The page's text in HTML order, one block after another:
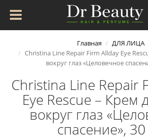
Главная
ДЛЯ ЛИЦА
Christina Line Repair Firm Allday Eye
вокруг глаз «Целовечное
Christina Line Repair
Eye Rescue – Крем
вокруг глаз
спасение»,